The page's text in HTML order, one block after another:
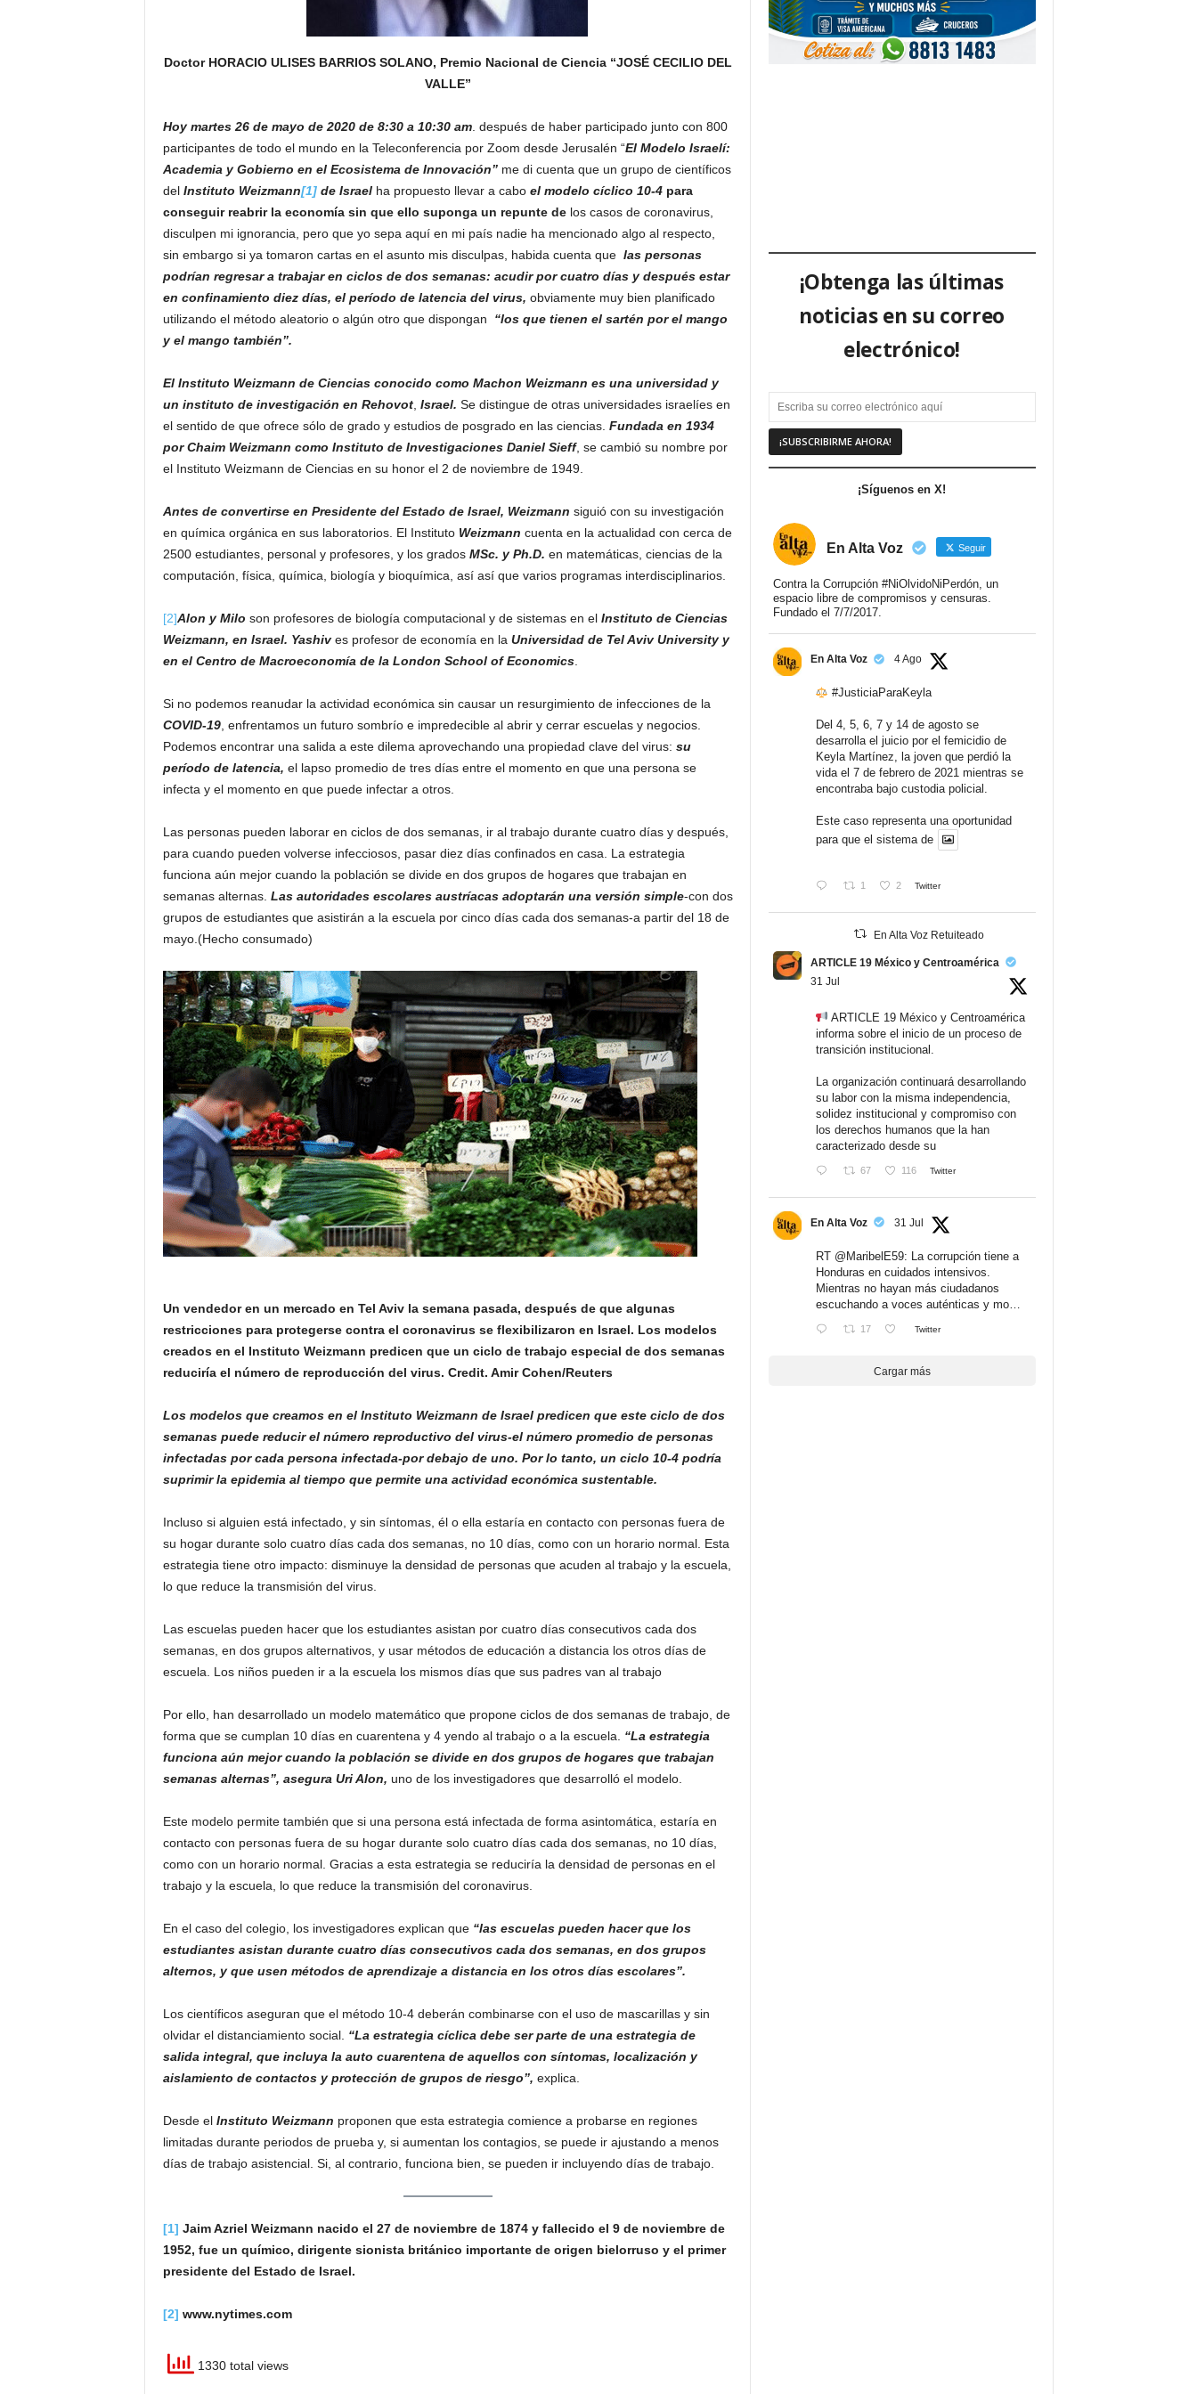
Doctor HORACIO ULISES BARRIOS SOLANO, Premio Nacional de Ciencia “JOSÉ CECILIO DEL
VALLE”
Hoy martes 26 de mayo de 2020 de 8:30 a 10:30 am. después de haber participado junto con 800
participantes de todo el mundo en la Teleconferencia por Zoom desde Jerusalén “El Modelo Israelí:
Academia y Gobierno en el Ecosistema de Innovación” me di cuenta que un grupo de científicos
del Instituto Weizmann[1]de Israelha propuesto llevar a cabo el modelo cíclico 10-4para
conseguir reabrir la economía sin que ello suponga un repunte delos casos de coronavirus,
disculpen mi ignorancia, pero que yo sepa aquí en mi país nadie ha mencionado algo al respecto,
sin embargo si ya tomaron cartas en el asunto mis disculpas, habida cuenta que las personas
podrían regresar a trabajar en ciclos de dos semanas: acudir por cuatro días y después estar
en confinamiento diez días, el período de latencia del virus, obviamente muy bien planificado
utilizando el método aleatorio o algún otro que dispongan “los que tienen el sartén por el mango
y el mango también”.
El Instituto Weizmann de Ciencias conocido como Machon Weizmann es una universidad y
un instituto de investigación en Rehovot, Israel. Se distingue de otras universidades israelíes en
el sentido de que ofrece sólo de grado y estudios de posgrado en las ciencias. Fundada en 1934
por Chaim Weizmann como Instituto de Investigaciones Daniel Sieff, se cambió su nombre por
el Instituto Weizmann de Ciencias en su honor el 2 de noviembre de 1949.
Antes de convertirse en Presidente del Estado de Israel, Weizmann siguió con su investigación
en química orgánica en sus laboratorios. El Instituto Weizmann cuenta en la actualidad con cerca de
2500 estudiantes, personal y profesores, y los grados MSc. y Ph.D. en matemáticas, ciencias de la
computación, física, química, biología y bioquímica, así así que varios programas interdisciplinarios.
[2]Alon y Milo son profesores de biología computacional y de sistemas en el Instituto de Ciencias
Weizmann, en Israel. Yashives profesor de economía en la Universidad de Tel Aviv University y
en el Centro de Macroeconomía de la London School of Economics.
Si no podemos reanudar la actividad económica sin causar un resurgimiento de infecciones de la
COVID-19, enfrentamos un futuro sombrío e impredecible al abrir y cerrar escuelas y negocios.
Podemos encontrar una salida a este dilema aprovechando una propiedad clave del virus: su
período de latencia, el lapso promedio de tres días entre el momento en que una persona se
infecta y el momento en que puede infectar a otros.
Las personas pueden laborar en ciclos de dos semanas, ir al trabajo durante cuatro días y después,
para cuando pueden volverse infecciosos, pasar diez días confinados en casa. La estrategia
funciona aún mejor cuando la población se divide en dos grupos de hogares que trabajan en
semanas alternas. Las autoridades escolares austríacas adoptarán una versión simple-con dos
grupos de estudiantes que asistirán a la escuela por cinco días cada dos semanas-a partir del 18 de
mayo.(Hecho consumado)
Un vendedor en un mercado en Tel Aviv la semana pasada, después de que algunas
restricciones para protegerse contra el coronavirus se flexibilizaron en Israel. Los modelos
creados en el Instituto Weizmann predicen que un ciclo de trabajo especial de dos semanas
reduciría el número de reproducción del virus. Credit. Amir Cohen/Reuters
Los modelos que creamos en el Instituto Weizmann de Israel predicen que este ciclo de dos
semanas puede reducir el número reproductivo del virus-el número promedio de personas
infectadas por cada persona infectada-por debajo de uno. Por lo tanto, un ciclo 10-4 podría
suprimir la epidemia al tiempo que permite una actividad económica sustentable.
Incluso si alguien está infectado, y sin síntomas, él o ella estaría en contacto con personas fuera de
su hogar durante solo cuatro días cada dos semanas, no 10 días, como con un horario normal. Esta
estrategia tiene otro impacto: disminuye la densidad de personas que acuden al trabajo y la escuela,
lo que reduce la transmisión del virus.
Las escuelas pueden hacer que los estudiantes asistan por cuatro días consecutivos cada dos
semanas, en dos grupos alternativos, y usar métodos de educación a distancia los otros días de
escuela. Los niños pueden ir a la escuela los mismos días que sus padres van al trabajo
Por ello, han desarrollado un modelo matemático que propone ciclos de dos semanas de trabajo, de
forma que se cumplan 10 días en cuarentena y 4 yendo al trabajo o a la escuela. “La estrategia
funciona aún mejor cuando la población se divide en dos grupos de hogares que trabajan
semanas alternas”, asegura Uri Alon, uno de los investigadores que desarrolló el modelo.
Este modelo permite también que si una persona está infectada de forma asintomática, estaría en
contacto con personas fuera de su hogar durante solo cuatro días cada dos semanas, no 10 días,
como con un horario normal. Gracias a esta estrategia se reduciría la densidad de personas en el
trabajo y la escuela, lo que reduce la transmisión del coronavirus.
En el caso del colegio, los investigadores explican que “las escuelas pueden hacer que los
estudiantes asistan durante cuatro días consecutivos cada dos semanas, en dos grupos
alternos, y que usen métodos de aprendizaje a distancia en los otros días escolares”.
Los científicos aseguran que el método 10-4 deberán combinarse con el uso de mascarillas y sin
olvidar el distanciamiento social. “La estrategia cíclica debe ser parte de una estrategia de
salida integral, que incluya la auto cuarentena de aquellos con síntomas, localización y
aislamiento de contactos y protección de grupos de riesgo”, explica.
Desde el Instituto Weizmann proponen que esta estrategia comience a probarse en regiones
limitadas durante periodos de prueba y, si aumentan los contagios, se puede ir ajustando a menos
días de trabajo asistencial. Si, al contrario, funciona bien, se pueden ir incluyendo días de trabajo.
[1] Jaim Azriel Weizmann nacido el 27 de noviembre de 1874 y fallecido el 9 de noviembre de
1952, fue un químico, dirigente sionista británico importante de origen bielorruso y el primer
presidente del Estado de Israel.
[2] www.nytimes.com
1330 total views
¡Obtenga las últimas
noticias en su correo
electrónico!
¡Síguenos en X!
En Alta Voz Seguir
Contra la Corrupción #NiOlvidoNiPerdón, un
espacio libre de compromisos y censuras.
Fundado el 7/7/2017.
En Alta Voz 4 Ago
#JusticiaParaKeyla
Del 4, 5, 6, 7 y 14 de agosto se
desarrolla el juicio por el femicidio de
Keyla Martínez, la joven que perdió la
vida el 7 de febrero de 2021 mientras se
encontraba bajo custodia policial.
Este caso representa una oportunidad
para que el sistema de
1 2 Twitter
En Alta Voz Retuiteado
ARTICLE 19 México y Centroamérica
31 Jul
ARTICLE 19 México y Centroamérica
informa sobre el inicio de un proceso de
transición institucional.
La organización continuará desarrollando
su labor con la misma independencia,
solidez institucional y compromiso con
los derechos humanos que la han
caracterizado desde su
67 116 Twitter
En Alta Voz 31 Jul
RT @MaribelE59: La corrupción tiene a
Honduras en cuidados intensivos.
Mientras no hayan más ciudadanos
escuchando a voces auténticas y mo…
17 Twitter
Cargar más